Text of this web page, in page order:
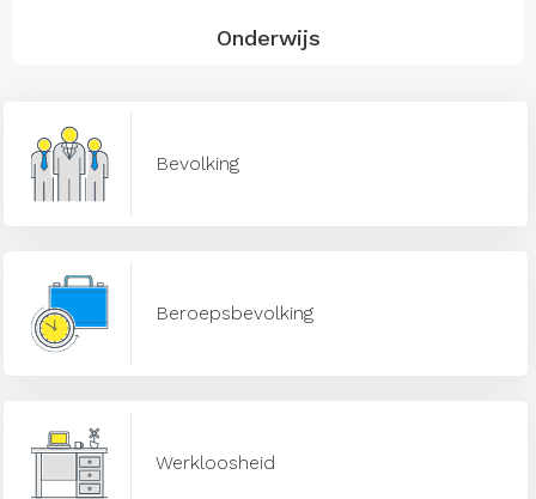
Onderwijs
Bevolking
Beroepsbevolking
Werkloosheid